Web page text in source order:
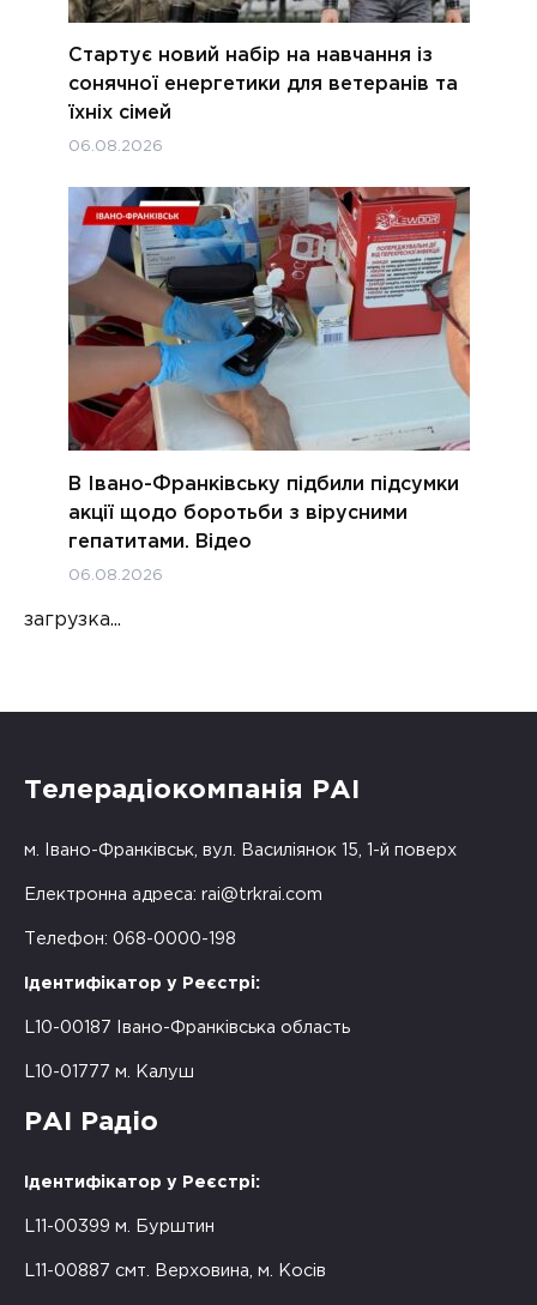
Стартує новий набір на навчання із
сонячної енергетики для ветеранів та
їхніх сімей
06.08.2026
В Івано-Франківську підбили підсумки
акції щодо боротьби з вірусними
гепатитами. Відео
06.08.2026
загрузка...
Телерадіокомпанія РАІ
м. Івано-Франківськ, вул. Василіянок 15, 1-й поверх
Електронна адреса: rai@trkrai.com
Телефон: 068-0000-198
Ідентифікатор у Реєстрі:
L10-00187 Івано-Франківська область
L10-01777 м. Калуш
РАІ Радіо
Ідентифікатор у Реєстрі:
L11-00399 м. Бурштин
L11-00887 смт. Верховина, м. Косів